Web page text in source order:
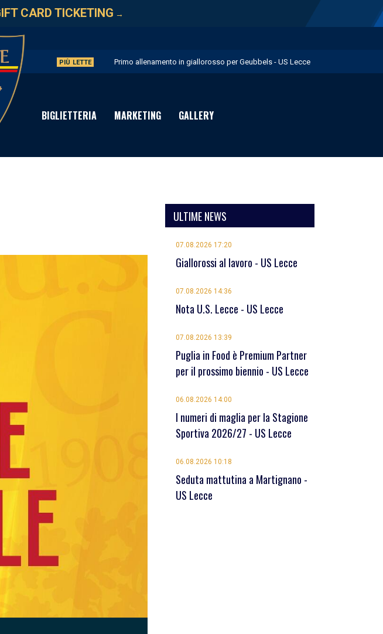
CARD TICKETING →
PIÙ LETTE Primo allenamento in giallorosso per Geubbels - US Lecce
Seduta mattutina a Martignano - US Lecce
Puglia in Food è Premium Partner per il prossimo biennio - US Lecce
BIGLIETTERIA MARKETING GALLERY
ULTIME NEWS
07.08.2026 17:20
Giallorossi al lavoro - US Lecce
07.08.2026 14:36
Nota U.S. Lecce - US Lecce
07.08.2026 13:39
Puglia in Food è Premium Partner
per il prossimo biennio - US Lecce
06.08.2026 14:00
I numeri di maglia per la Stagione
Sportiva 2026/27 - US Lecce
06.08.2026 10:18
Seduta mattutina a Martignano -
US Lecce